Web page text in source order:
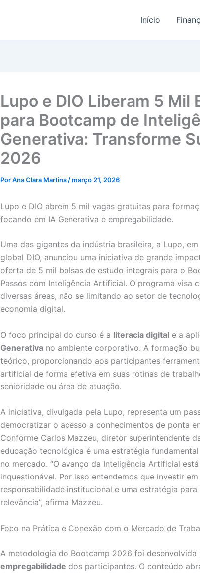
Início
Lupo e DIO Liberam 5 Mil
para Bootcamp de
Generativa: Transforme
2026
PorAna Clara Martins /março 21, 2026
Lupo e DIO abrem 5 mil vagas gratuitas para
focando em IA Generativa e empregabilidade.
Uma das gigantes da indústria brasileira, a Lupo,
global DIO, anunciou uma iniciativa de grande
oferta de 5 mil bolsas de estudo integrais para o
Passos com Inteligência Artificial. O programa visa
diversas áreas, não se limitando ao setor de
economia digital.
O foco principal do curso é a literacia digital e a
Generativa no ambiente corporativo. A formação
teórico, proporcionando aos participantes
artificial de forma efetiva em suas rotinas de
senioridade ou área de atuação.
A iniciativa, divulgada pela Lupo, representa um
democratizar o acesso a conhecimentos de ponta
Conforme Carlos Mazzeu, diretor superintendente
educação tecnológica é uma estratégia
no mercado. “O avanço da Inteligência Artificial
inquestionável. Por isso entendemos que investir
responsabilidade institucional e uma estratégia
relevância”, afirma Mazzeu.
Foco na Prática e Conexão com o Mercado de
A metodologia do Bootcamp 2026 foi desenvolvida
empregabilidade dos participantes. O conteúdo